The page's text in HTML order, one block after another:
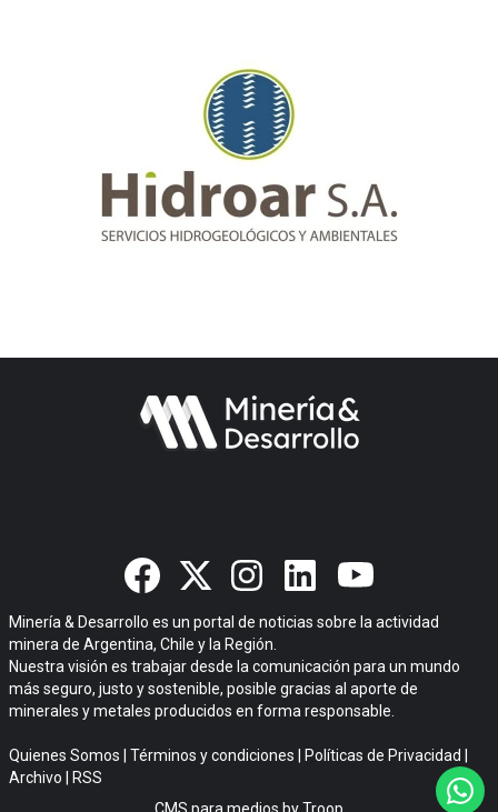
Minería & Desarrollo es un portal de noticias sobre la actividad
minera de Argentina, Chile y la Región.
Nuestra visión es trabajar desde la comunicación para un mundo
más seguro, justo y sostenible, posible gracias al aporte de
minerales y metales producidos en forma responsable.
Quienes Somos Términos y condiciones Políticas de Privacidad
Archivo
RSS